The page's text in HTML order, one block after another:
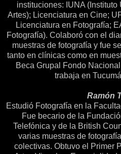
instituciones: IUNA
Artes); Licenciatura en Cine;
Licenciatura en Fotografía;
Fotografía). Colaboró con el
muestras de fotografía y fue
tanto en clínicas como en
Beca Grupal Fondo
trabaja en
Ramón
Estudió Fotografía en la
Fue becario de la
Telefónica y de la British
varias muestras de
colectivas. Obtuvo el Primer